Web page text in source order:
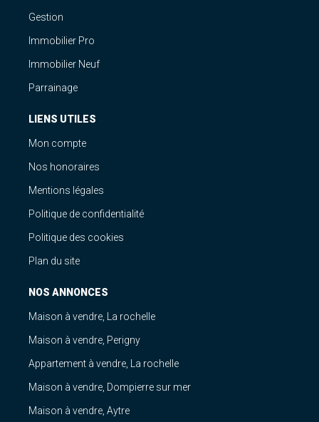
Gestion
Immobilier Pro
Immobilier Neuf
Parrainage
LIENS UTILES
Mon compte
Nos honoraires
Mentions légales
Politique de confidentialité
Politique des cookies
Plan du site
NOS ANNONCES
Maison à vendre, La rochelle
Maison à vendre, Perigny
Appartement à vendre, La rochelle
Maison à vendre, Dompierre sur mer
Maison à vendre, Aytre